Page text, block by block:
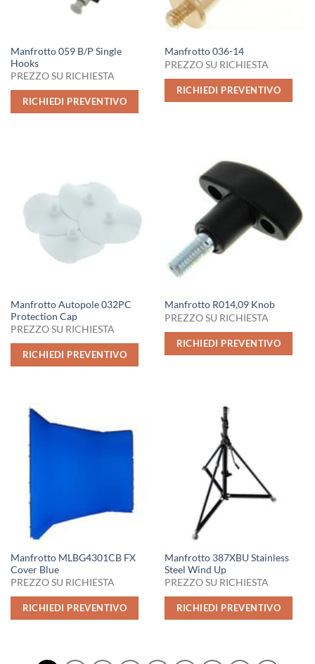
Manfrotto 059 B/P Single
Hooks
PREZZO SU RICHIESTA
RICHIEDI PREVENTIVO
Manfrotto 036-14
PREZZO SU RICHIESTA
RICHIEDI PREVENTIVO
Manfrotto Autopole 032PC
Protection Cap
PREZZO SU RICHIESTA
RICHIEDI PREVENTIVO
Manfrotto R014,09 Knob
PREZZO SU RICHIESTA
RICHIEDI PREVENTIVO
Manfrotto MLBG4301CB FX
Cover Blue
PREZZO SU RICHIESTA
RICHIEDI PREVENTIVO
Manfrotto 387XBU Stainless
Steel Wind Up
PREZZO SU RICHIESTA
RICHIEDI PREVENTIVO